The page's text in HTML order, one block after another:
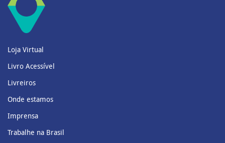
Loja Virtual
Livro Acessível
Livreiros
Onde estamos
Imprensa
Trabalhe na Brasil